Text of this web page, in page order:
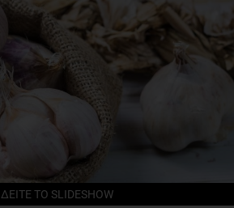
ΔΕΙΤΕ ΤΟ SLIDESHOW